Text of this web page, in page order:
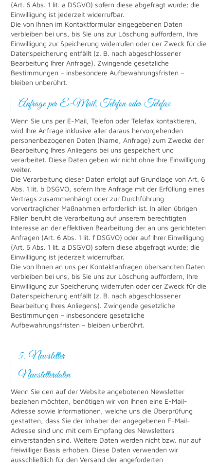
(Art. 6 Abs. 1 lit. a DSGVO) sofern diese abgefragt wurde; die
Einwilligung ist jederzeit widerrufbar.
Die von Ihnen im Kontaktformular eingegebenen Daten
verbleiben bei uns, bis Sie uns zur Löschung auffordern, Ihre
Einwilligung zur Speicherung widerrufen oder der Zweck für die
Datenspeicherung entfällt (z. B. nach abgeschlossener
Bearbeitung Ihrer Anfrage). Zwingende gesetzliche
Bestimmungen – insbesondere Aufbewahrungsfristen –
bleiben unberührt.
Anfrage per E-Mail, Telefon oder Telefax
Wenn Sie uns per E-Mail, Telefon oder Telefax kontaktieren,
wird Ihre Anfrage inklusive aller daraus hervorgehenden
personenbezogenen Daten (Name, Anfrage) zum Zwecke der
Bearbeitung Ihres Anliegens bei uns gespeichert und
verarbeitet. Diese Daten geben wir nicht ohne Ihre Einwilligung
weiter.
Die Verarbeitung dieser Daten erfolgt auf Grundlage von Art. 6
Abs. 1 lit. b DSGVO, sofern Ihre Anfrage mit der Erfüllung eines
Vertrags zusammenhängt oder zur Durchführung
vorvertraglicher Maßnahmen erforderlich ist. In allen übrigen
Fällen beruht die Verarbeitung auf unserem berechtigten
Interesse an der effektiven Bearbeitung der an uns gerichteten
Anfragen (Art. 6 Abs. 1 lit. f DSGVO) oder auf Ihrer Einwilligung
(Art. 6 Abs. 1 lit. a DSGVO) sofern diese abgefragt wurde; die
Einwilligung ist jederzeit widerrufbar.
Die von Ihnen an uns per Kontaktanfragen übersandten Daten
verbleiben bei uns, bis Sie uns zur Löschung auffordern, Ihre
Einwilligung zur Speicherung widerrufen oder der Zweck für die
Datenspeicherung entfällt (z. B. nach abgeschlossener
Bearbeitung Ihres Anliegens). Zwingende gesetzliche
Bestimmungen – insbesondere gesetzliche
Aufbewahrungsfristen – bleiben unberührt.
5. Newsletter
Newsletter­daten
Wenn Sie den auf der Website angebotenen Newsletter
beziehen möchten, benötigen wir von Ihnen eine E-Mail-
Adresse sowie Informationen, welche uns die Überprüfung
gestatten, dass Sie der Inhaber der angegebenen E-Mail-
Adresse sind und mit dem Empfang des Newsletters
einverstanden sind. Weitere Daten werden nicht bzw. nur auf
freiwilliger Basis erhoben. Diese Daten verwenden wir
ausschließlich für den Versand der angeforderten